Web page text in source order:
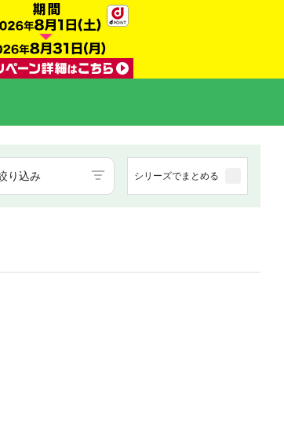
り込み シリーズでまとめる